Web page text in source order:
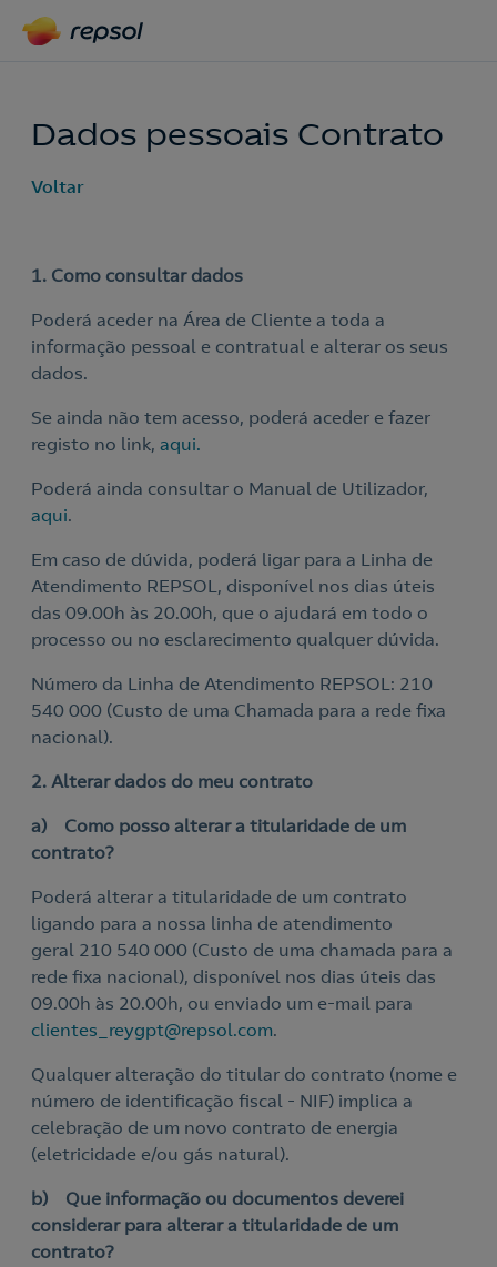
Dados pessoais Contrato
Voltar
1. Como consultar dados
Poderá aceder na Área de Cliente a toda a
informação pessoal e contratual e alterar os seus
dados.
Se ainda não tem acesso, poderá aceder e fazer
registo no link, aqui.
Poderá ainda consultar o Manual de Utilizador,
aqui.
Em caso de dúvida, poderá ligar para a Linha de
Atendimento REPSOL, disponível nos dias úteis
das 09.00h às 20.00h, que o ajudará em todo o
processo ou no esclarecimento qualquer dúvida.
Número da Linha de Atendimento REPSOL: 210
540 000 (Custo de uma Chamada para a rede fixa
nacional).
2. Alterar dados do meu contrato
a) Como posso alterar a titularidade de um
contrato?
Poderá alterar a titularidade de um contrato
ligando para a nossa linha de atendimento
geral 210 540 000 (Custo de uma chamada para a
rede fixa nacional), disponível nos dias úteis das
09.00h às 20.00h, ou enviado um e-mail para
clientes_reygpt@repsol.com.
Qualquer alteração do titular do contrato (nome e
número de identificação fiscal - NIF) implica a
celebração de um novo contrato de energia
(eletricidade e/ou gás natural).
b) Que informação ou documentos deverei
considerar para alterar a titularidade de um
contrato?